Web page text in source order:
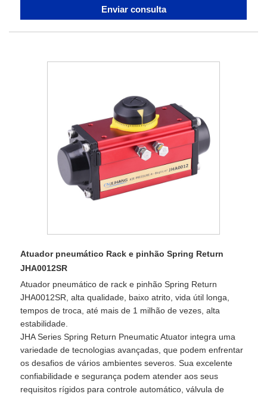
Enviar consulta
Atuador pneumático Rack e pinhão Spring Return
JHA0012SR
Atuador pneumático de rack e pinhão Spring Return
JHA0012SR, alta qualidade, baixo atrito, vida útil longa,
tempos de troca, até mais de 1 milhão de vezes, alta
estabilidade.
JHA Series Spring Return Pneumatic Atuator integra uma
variedade de tecnologias avançadas, que podem enfrentar
os desafios de vários ambientes severos. Sua excelente
confiabilidade e segurança podem atender aos seus
requisitos rígidos para controle automático, válvula de